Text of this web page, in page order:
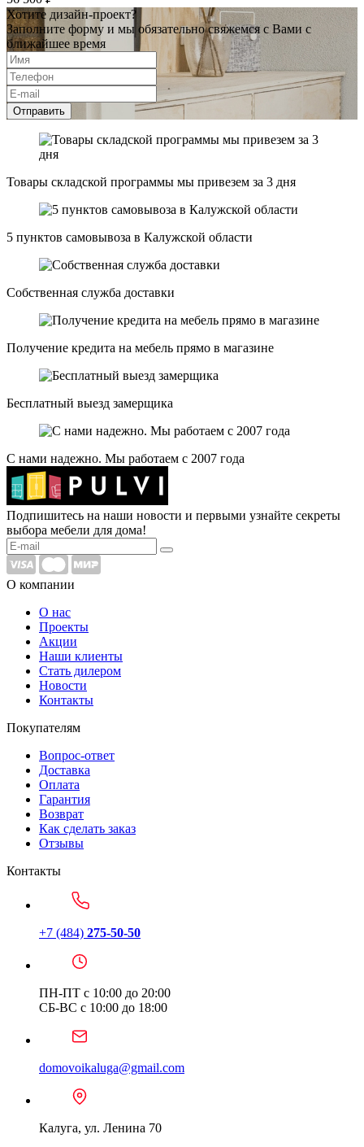
Хотите дизайн-проект?
Заполните форму и мы обязательно свяжемся с Вами с
ближайшее время
Отправить
Товары складской программы мы привезем за 3 дня
5 пунктов самовывоза в Калужской области
Собственная служба доставки
Получение кредита на мебель прямо в магазине
Бесплатный выезд замерщика
С нами надежно. Мы работаем с 2007 года
Подпишитесь на наши новости и первыми узнайте секреты
выбора мебели для дома!
О компании
О нас
Проекты
Акции
Наши клиенты
Стать дилером
Новости
Контакты
Покупателям
Вопрос-ответ
Доставка
Оплата
Гарантия
Возврат
Как сделать заказ
Отзывы
Контакты
+7 (484) 275-50-50
ПН-ПТ с 10:00 до 20:00
СБ-ВС с 10:00 до 18:00
domovoikaluga@gmail.com
Калуга, ул. Ленина 70